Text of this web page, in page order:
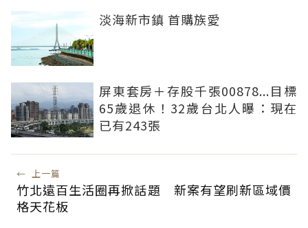
淡海新市鎮 首購族愛
屏東套房＋存股千張00878...目標
65歲退休！32歲台北人曝：現在
已有243張
← 上一篇
竹北遠百生活圈再掀話題 新案有望刷新區域價
格天花板